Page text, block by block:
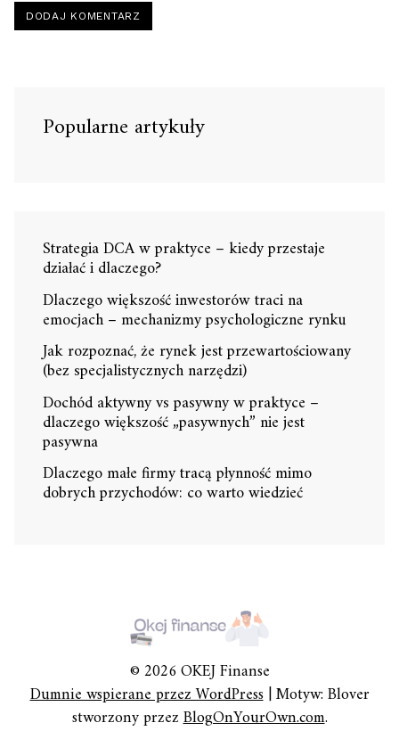
Popularne artykuły
Strategia DCA w praktyce – kiedy przestaje
działać i dlaczego?
Dlaczego większość inwestorów traci na
emocjach – mechanizmy psychologiczne rynku
Jak rozpoznać, że rynek jest przewartościowany
(bez specjalistycznych narzędzi)
Dochód aktywny vs pasywny w praktyce –
dlaczego większość „pasywnych” nie jest
pasywna
Dlaczego małe firmy tracą płynność mimo
dobrych przychodów: co warto wiedzieć
© 2026 OKEJ Finanse
Dumnie wspierane przez WordPress|Motyw: Blover
stworzony przezBlogOnYourOwn.com.